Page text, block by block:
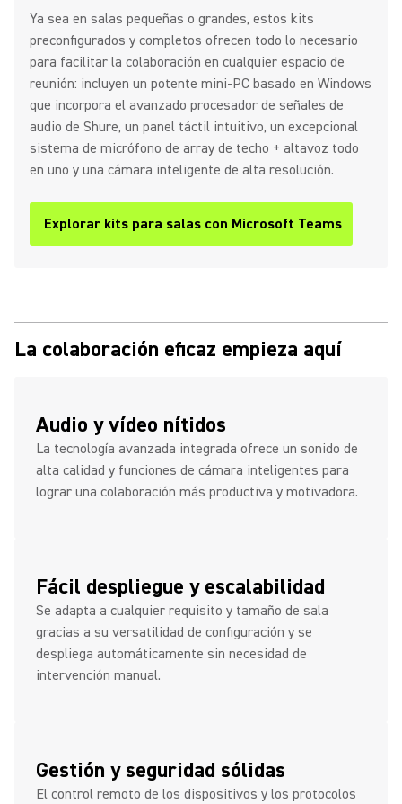
Ya sea en salas pequeñas o grandes, estos kits
preconfigurados y completos ofrecen todo lo necesario
para facilitar la colaboración en cualquier espacio de
reunión: incluyen un potente mini-PC basado en Windows
que incorpora el avanzado procesador de señales de
audio de Shure, un panel táctil intuitivo, un excepcional
sistema de micrófono de array de techo + altavoz todo
en uno y una cámara inteligente de alta resolución.
Explorar kits para salas con Microsoft Teams
La colaboración eficaz empieza aquí
Audio y vídeo nítidos
La tecnología avanzada integrada ofrece un sonido de
alta calidad y funciones de cámara inteligentes para
lograr una colaboración más productiva y motivadora.
Fácil despliegue y escalabilidad
Se adapta a cualquier requisito y tamaño de sala
gracias a su versatilidad de configuración y se
despliega automáticamente sin necesidad de
intervención manual.
Gestión y seguridad sólidas
El control remoto de los dispositivos y los protocolos